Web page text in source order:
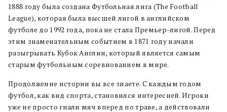
1888 году была создана Футбольная лига (The Football
League), которая была высшей лигой в английском
футболе до 1992 года, пока не стала Премьер-лигой. Перед
этим знаменательным событием в 1871 году начали
разыгрывать Кубок Англии, который является самым
старым футбольным соревнованием в мире.
Продолжение истории вы все знаете. С каждым годом
футбол, как вид спорта, становился интересней. Игроки
уже не просто гнали мяч вперед по траве, а действовали